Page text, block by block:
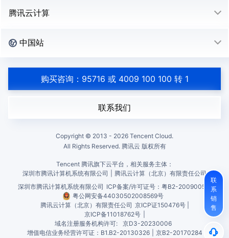
腾讯云计算
中国站
购买咨询：95716 或 4009 100 100 转 1
联系我们
Copyright © 2013 - 2026 Tencent Cloud.
All Rights Reserved. 腾讯云 版权所有
Tencent 腾讯旗下云平台，相关服务主体：
深圳市腾讯计算机系统有限公司
腾讯云计算（北京）有限责任公司
深圳市腾讯计算机系统有限公司 ICP备案/许可证号： 粤B2-20090059
粤公网安备44030502008569号
腾讯云计算（北京）有限责任公司 京ICP证150476号 |
京ICP备11018762号
域名注册服务机构许可:
京D3-20230006
增值电信业务经营许可证：B1.B2-20130326
京B2-20170284
联
系
销
售